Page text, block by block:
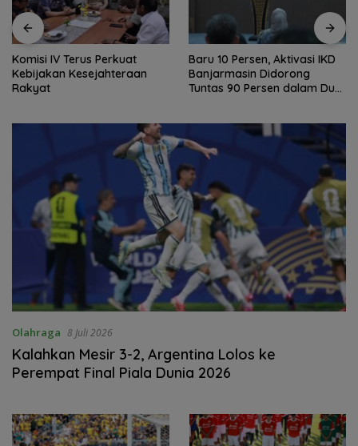
Komisi IV Terus Perkuat
Kebijakan Kesejahteraan
Rakyat
Baru 10 Persen, Aktivasi IKD
Banjarmasin Didorong
Tuntas 90 Persen dalam Dua
Olahraga 8 Juli 2026
Kalahkan Mesir 3-2, Argentina Lolos ke
Perempat Final Piala Dunia 2026